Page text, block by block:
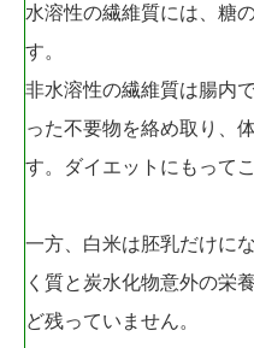
水溶性の繊維質には、糖
す。
非水溶性の繊維質は腸内
った不要物を絡め取り、
す。ダイエットにもってこ
一方、白米は胚乳だけに
く質と炭水化物意外の栄
ど残っていません。